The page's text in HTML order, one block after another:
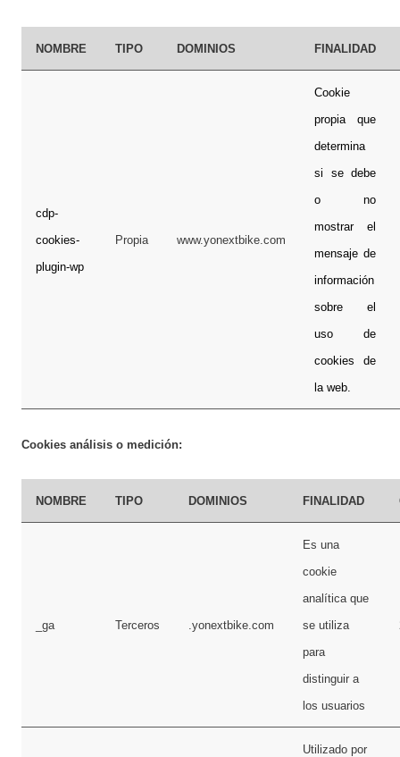
NOMBRE TIPO DOMINIOS FINALIDAD
cdp-
cookies-
plugin-wp
Propia www.yonextbike.com
Cookie
propia que
determina
si se debe
o no
mostrar el
mensaje de
información
sobre el
uso de
cookies de
la web.
Cookies análisis o medición:
NOMBRE TIPO DOMINIOS FINALIDAD
_ga Terceros .yonextbike.com
Es una
cookie
analítica que
se utiliza
para
distinguir a
los usuarios
Utilizado por